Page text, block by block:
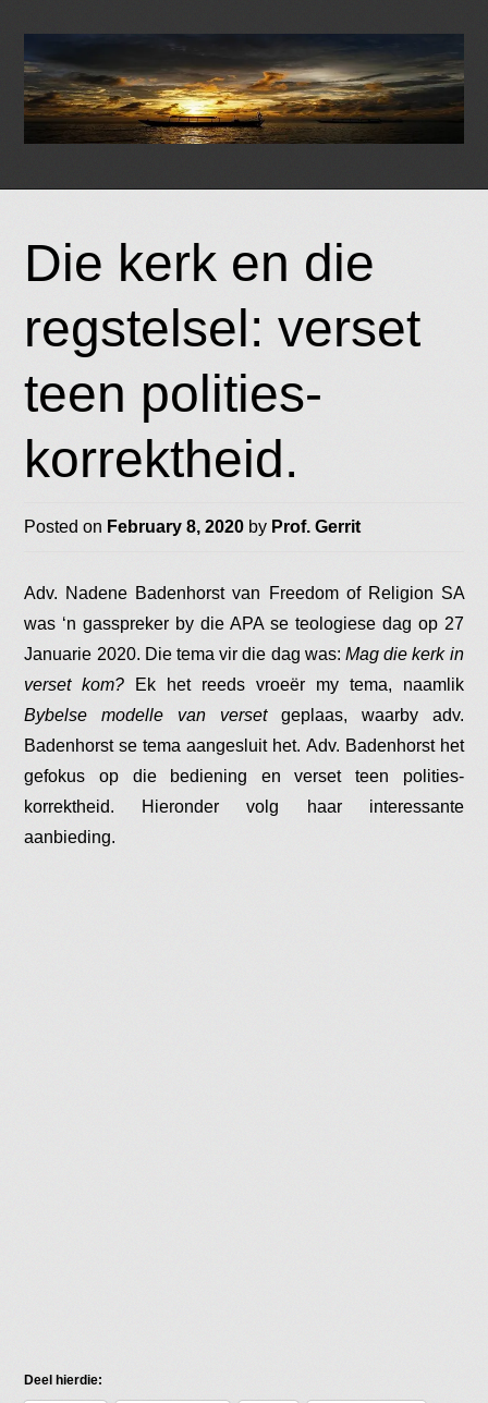
contentDie kerk en die
regstelsel: verset
teen polities-
korrektheid.
Posted on February 8, 2020 by Prof. Gerrit
Adv. Nadene Badenhorstvan
Freedom of Religion SA
was ‘n gasspreker by die APA se teologiese dag op 27
Januarie 2020. Die tema vir die dag was: Mag die kerk in
verset kom? Ek het reeds vroeër my tema, naamlik
Bybelse modelle van versetgeplaas, waarby adv.
Badenhorst se tema aangesluit het. Adv. Badenhorst het
gefokus op die bediening en verset teen polities-
korrektheid. Hieronder volg haar interessante
aanbieding.
Deel hierdie: